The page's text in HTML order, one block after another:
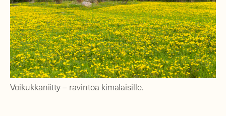
Voikukkaniitty – ravintoa kimalaisille.